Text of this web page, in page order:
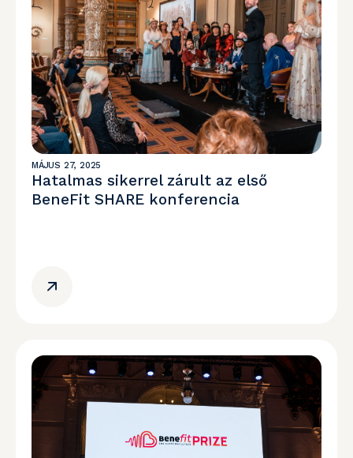
MÁJUS 27, 2025
Hatalmas sikerrel zárult az első
BeneFit SHARE konferencia